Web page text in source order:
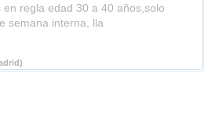
en regla edad 30 a 40 años,solo
semana interna, lla